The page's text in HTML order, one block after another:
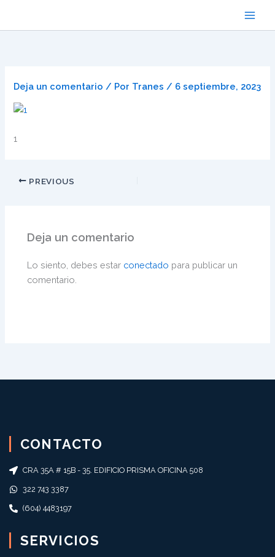
Deja un comentario / Por Tranes / 6 septiembre, 2023
1
PREVIOUS
Deja un comentario
Lo siento, debes estar conectado para publicar un
comentario.
CONTACTO
CRA 35A # 15B - 35. EDIFICIO PRISMA OFICINA 508
322 743 3387
(604) 4483197
SERVICIOS